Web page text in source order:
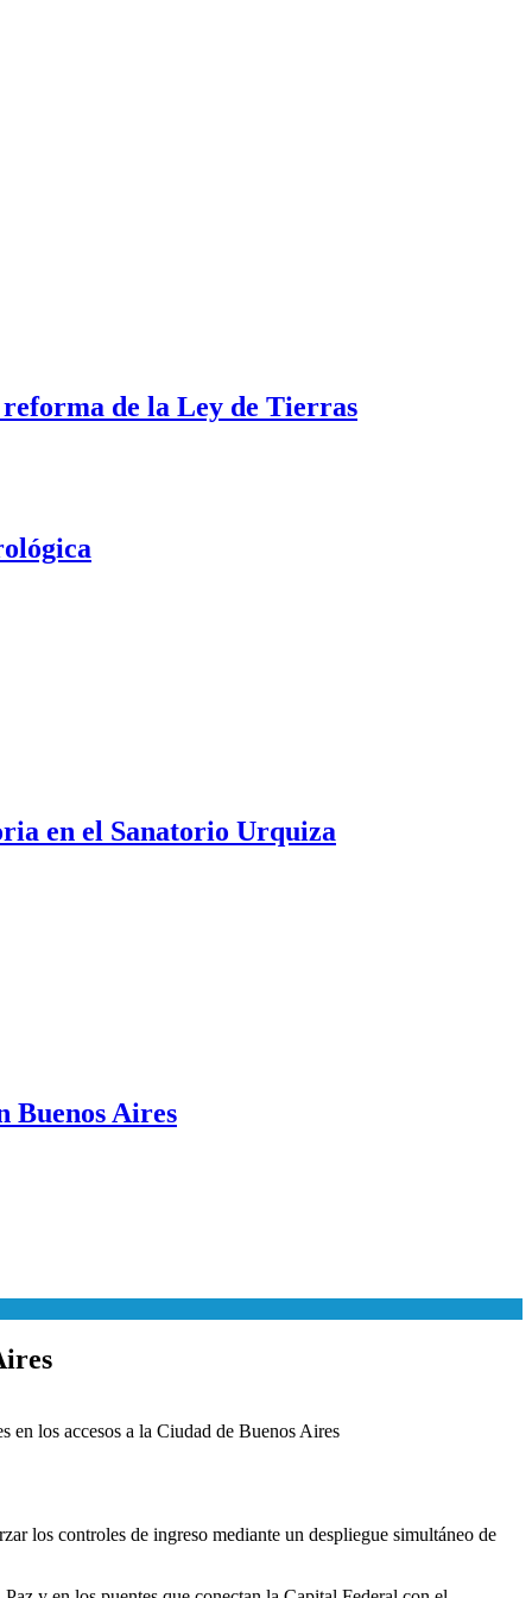
de la Ley de Tierras
en el Sanatorio Urquiza
Buenos Aires
en los accesos a la Ciudad de Buenos Aires
los controles de ingreso mediante un despliegue simultáneo de